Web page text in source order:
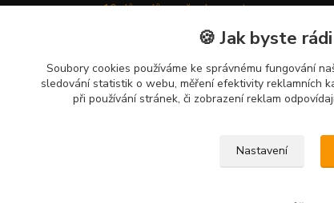
10 důvodů, proč relaxovat
chozením do přírody
Jak správně pěstovat tulipány
Náhodně generovaný článek
🍪 Jak byste
Soubory cookies používáme ke správnému fungování
sledování statistik o webu, měření efektivity reklamních
při používání stránek, či zobrazení reklam
Nastavení